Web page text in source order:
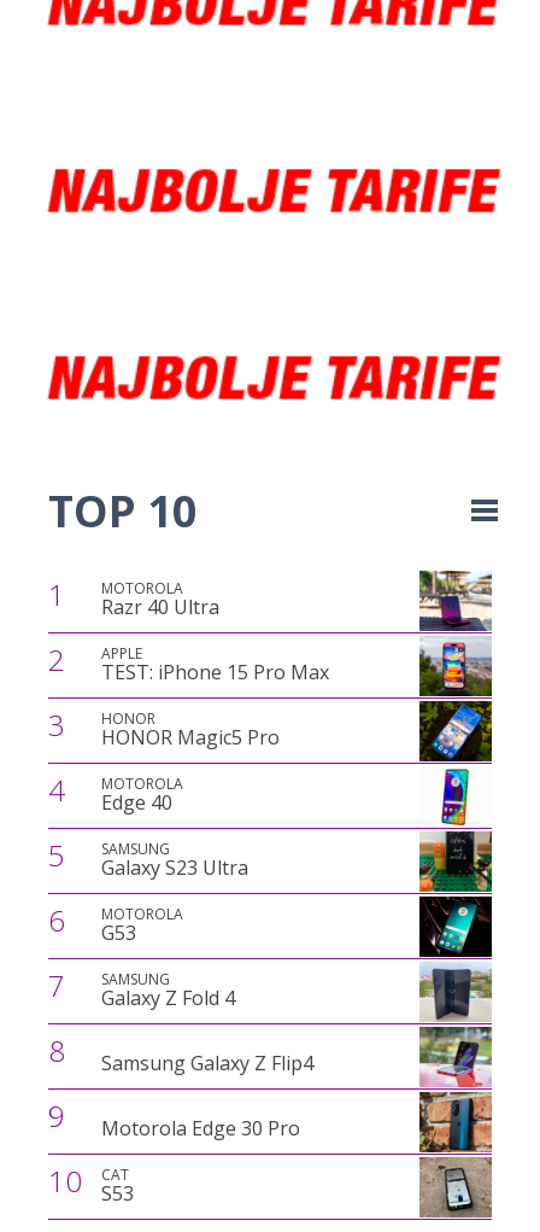
TOP 10
1 MOTOROLA
Razr 40 Ultra
2 APPLE
TEST: iPhone 15 Pro Max
3 HONOR
HONOR Magic5 Pro
4 MOTOROLA
Edge 40
5 SAMSUNG
Galaxy S23 Ultra
6 MOTOROLA
G53
7 SAMSUNG
Galaxy Z Fold 4
8 Samsung Galaxy Z Flip4
9 Motorola Edge 30 Pro
10 CAT
S53